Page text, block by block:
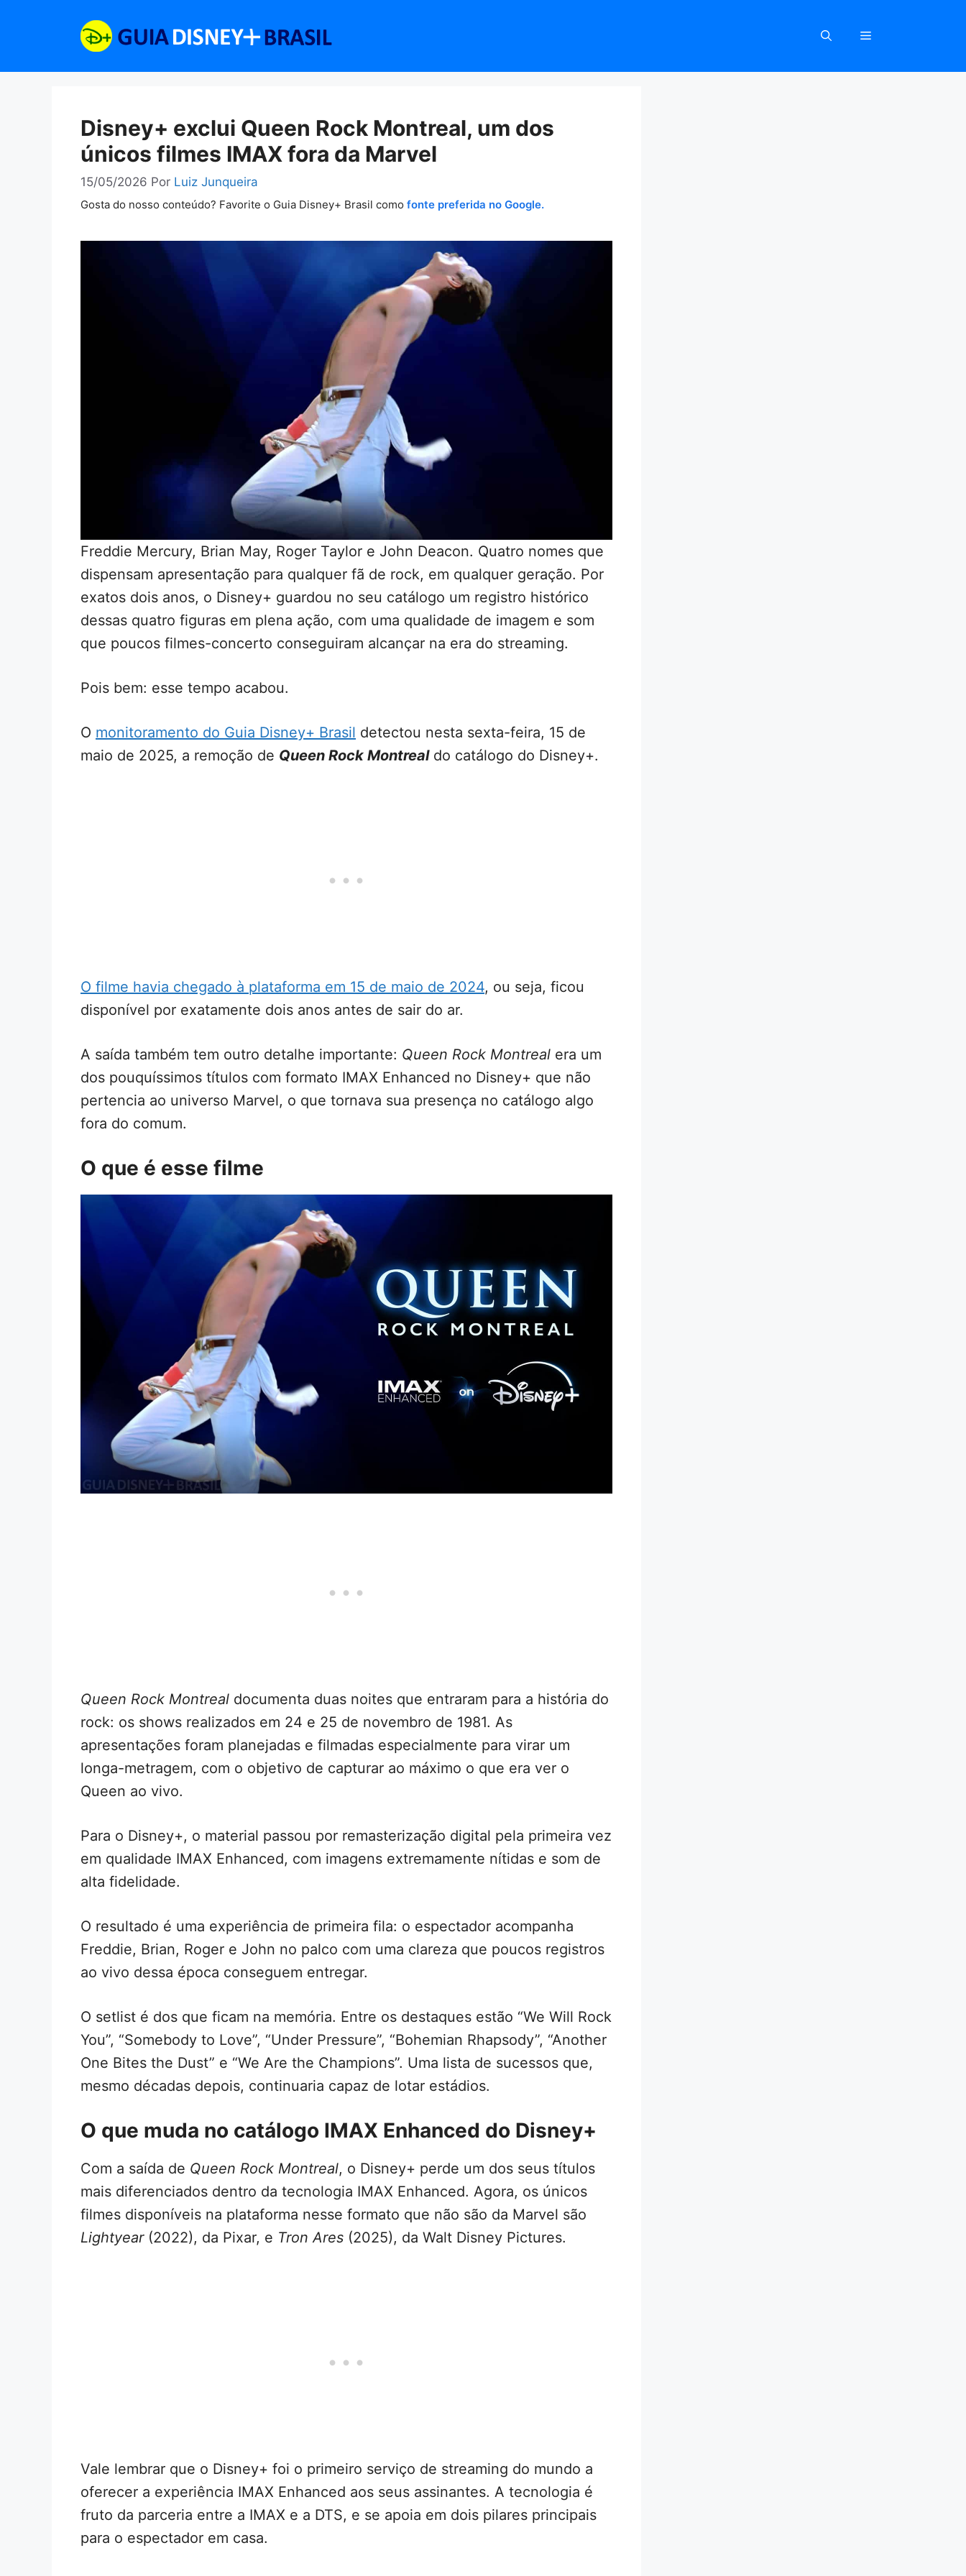
Disney+ exclui Queen Rock Montreal, um dos
únicos filmes IMAX fora da Marvel
15/05/2026 Por Luiz Junqueira
Gosta do nosso conteúdo? Favorite o Guia Disney+ Brasil como fonte preferida no Google.
Freddie Mercury, Brian May, Roger Taylor e John Deacon. Quatro nomes que
dispensam apresentação para qualquer fã de rock, em qualquer geração. Por
exatos dois anos, o Disney+ guardou no seu catálogo um registro histórico
dessas quatro figuras em plena ação, com uma qualidade de imagem e som
que poucos filmes-concerto conseguiram alcançar na era do streaming.
Pois bem: esse tempo acabou.
O monitoramento do Guia Disney+ Brasil detectou nesta sexta-feira, 15 de
maio de 2025, a remoção de Queen Rock Montrealdo catálogo do Disney+.
O filme havia chegado à plataforma em 15 de maio de 2024, ou seja, ficou
disponível por exatamente dois anos antes de sair do ar.
A saída também tem outro detalhe importante: Queen Rock Montreal era um
dos pouquíssimos títulos com formato IMAX Enhanced no Disney+ que não
pertencia ao universo Marvel, o que tornava sua presença no catálogo algo
fora do comum.
O que é esse filme
Queen Rock Montreal documenta duas noites que entraram para a história do
rock: os shows realizados em 24 e 25 de novembro de 1981. As
apresentações foram planejadas e filmadas especialmente para virar um
longa-metragem, com o objetivo de capturar ao máximo o que era ver o
Queen ao vivo.
Para o Disney+, o material passou por remasterização digital pela primeira vez
em qualidade IMAX Enhanced, com imagens extremamente nítidas e som de
alta fidelidade.
O resultado é uma experiência de primeira fila: o espectador acompanha
Freddie, Brian, Roger e John no palco com uma clareza que poucos registros
ao vivo dessa época conseguem entregar.
O setlist é dos que ficam na memória. Entre os destaques estão “We Will Rock
You”, “Somebody to Love”, “Under Pressure”, “Bohemian Rhapsody”, “Another
One Bites the Dust” e “We Are the Champions”. Uma lista de sucessos que,
mesmo décadas depois, continuaria capaz de lotar estádios.
O que muda no catálogo IMAX Enhanced do Disney+
Com a saída de Queen Rock Montreal, o Disney+ perde um dos seus títulos
mais diferenciados dentro da tecnologia IMAX Enhanced. Agora, os únicos
filmes disponíveis na plataforma nesse formato que não são da Marvel são
Lightyear(2022), da Pixar, e Tron Ares (2025), da Walt Disney Pictures.
Vale lembrar que o Disney+ foi o primeiro serviço de streaming do mundo a
oferecer a experiência IMAX Enhanced aos seus assinantes. A tecnologia é
fruto da parceria entre a IMAX e a DTS, e se apoia em dois pilares principais
para o espectador em casa.